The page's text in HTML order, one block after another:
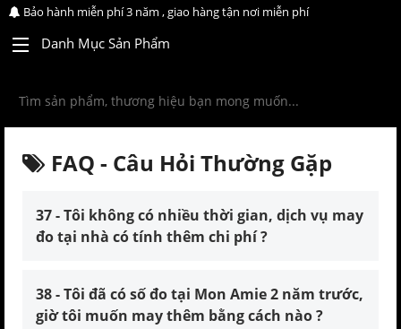
Bảo hành miễn phí 3 năm , giao hàng tận nơi miễn phí
Danh Mục Sản Phẩm
FAQ - Câu Hỏi Thường Gặp
37 - Tôi không có nhiều thời gian, dịch vụ may
đo tại nhà có tính thêm chi phí ?
38 - Tôi đã có số đo tại Mon Amie 2 năm trước,
giờ tôi muốn may thêm bằng cách nào ?